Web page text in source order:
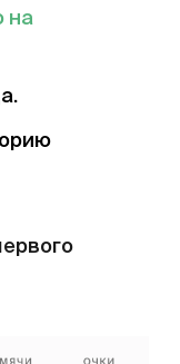
на